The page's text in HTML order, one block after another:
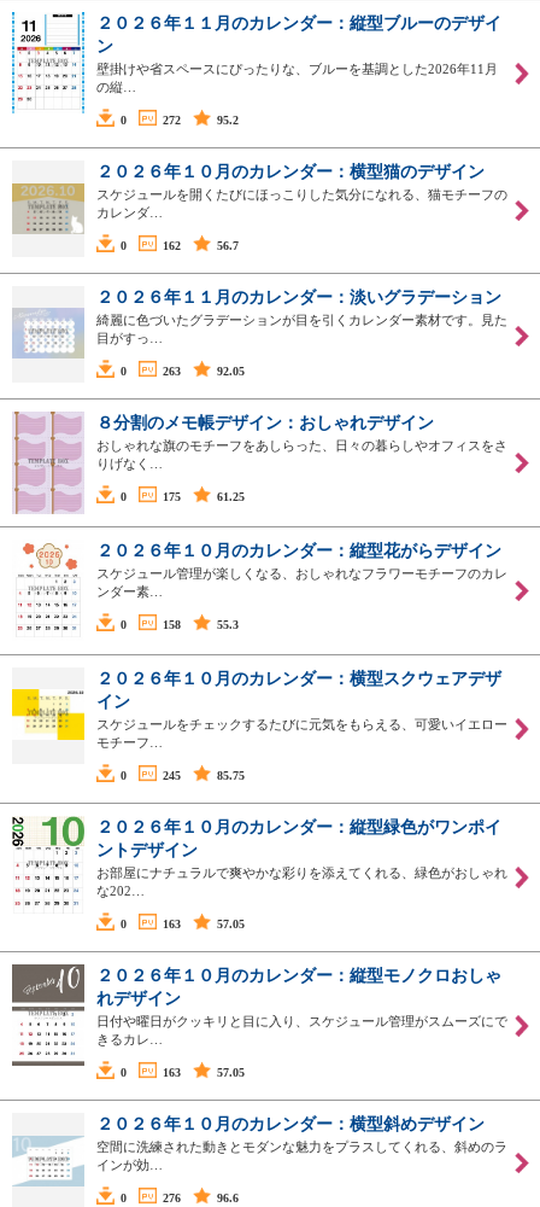
２０２６年１１月のカレンダー：縦型ブルーのデザイ
ン
壁掛けや省スペースにぴったりな、ブルーを基調とした2026年11月
の縦…
0 272 95.2
２０２６年１０月のカレンダー：横型猫のデザイン
スケジュールを開くたびにほっこりした気分になれる、猫モチーフの
カレンダ…
0 162 56.7
２０２６年１１月のカレンダー：淡いグラデーション
綺麗に色づいたグラデーションが目を引くカレンダー素材です。見た
目がすっ…
0 263 92.05
８分割のメモ帳デザイン：おしゃれデザイン
おしゃれな旗のモチーフをあしらった、日々の暮らしやオフィスをさ
りげなく…
0 175 61.25
２０２６年１０月のカレンダー：縦型花がらデザイン
スケジュール管理が楽しくなる、おしゃれなフラワーモチーフのカレ
ンダー素…
0 158 55.3
２０２６年１０月のカレンダー：横型スクウェアデザ
イン
スケジュールをチェックするたびに元気をもらえる、可愛いイエロー
モチーフ…
0 245 85.75
２０２６年１０月のカレンダー：縦型緑色がワンポイ
ントデザイン
お部屋にナチュラルで爽やかな彩りを添えてくれる、緑色がおしゃれ
な202…
0 163 57.05
２０２６年１０月のカレンダー：縦型モノクロおしゃ
れデザイン
日付や曜日がクッキリと目に入り、スケジュール管理がスムーズにで
きるカレ…
0 163 57.05
２０２６年１０月のカレンダー：横型斜めデザイン
空間に洗練された動きとモダンな魅力をプラスしてくれる、斜めのラ
インが効…
0 276 96.6